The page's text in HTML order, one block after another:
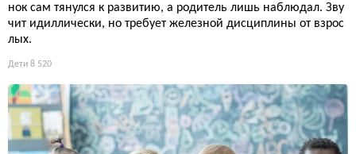
нок сам тянулся к развитию, а родитель лишь наблюдал. Зву
чит идиллически, но требует железной дисциплины от взрос
лых.
Дети 8 520